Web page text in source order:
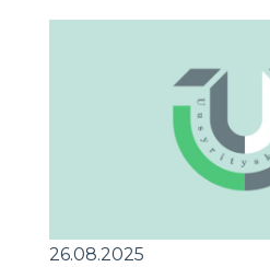
26.08.2025